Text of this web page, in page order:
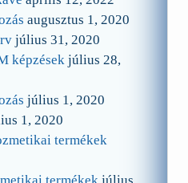
augusztus 1, 2020
július 31, 2020
képzések július 28,
július 1, 2020
1, 2020
termékek
termékek július